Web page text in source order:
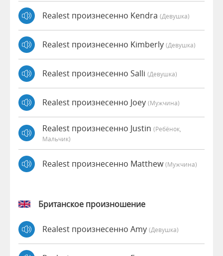
Realest произнесенно Kendra (девушка)
Realest произнесенно Kimberly (девушка)
Realest произнесенно Salli (девушка)
Realest произнесенно Joey (мужчина)
Realest произнесенно Justin (Ребёнок,
Мальчик)
Realest произнесенно Matthew(мужчина)
Британское произношение
Realest произнесенно Amy (девушка)